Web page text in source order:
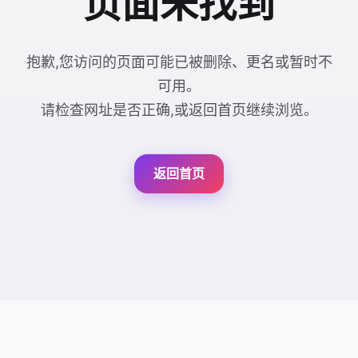
抱歉,您访问的页面可能已被删除、更名或暂时不
可用。
请检查网址是否正确,或返回首页继续浏览。
返回首页